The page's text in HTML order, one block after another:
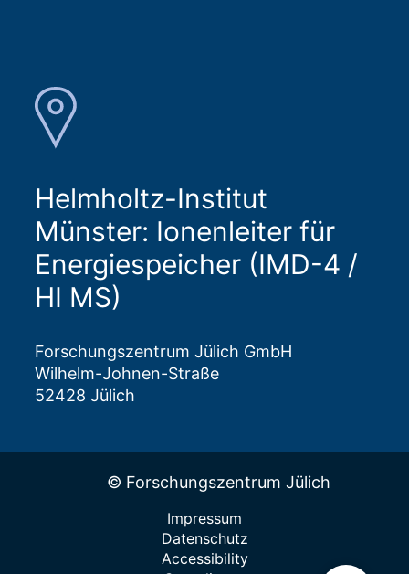
Helmholtz-Institut
Münster: Ionenleiter für
Energiespeicher (IMD-4 /
HI MS)
Forschungszentrum Jülich GmbH
Wilhelm-Johnen-Straße
52428 Jülich
© Forschungszentrum Jülich
Impressum
Datenschutz
Accessibility